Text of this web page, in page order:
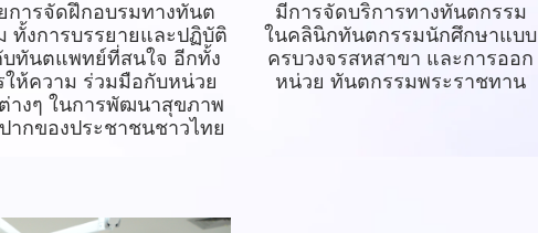
การจัดฝึกอบรมทางทันต
ทั้งการบรรยายและปฏิบัติ
บทันตแพทย์ที่สนใจ อีกทั้ง
ให้ความ ร่วมมือกับหน่วย
างๆ ในการพัฒนาสุขภาพ
ากของประชาชนชาวไทย
มีการจัดบริการทางทันตกรรม
ในคลินิกทันตกรรมนักศึกษาแบบ
ครบวงจรสหสาขา และการออก
หน่วย ทันตกรรมพระราชทาน